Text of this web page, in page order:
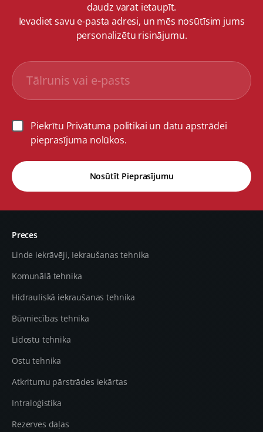
daudz varat ietaupīt.
Ievadiet savu e-pasta adresi, un mēs nosūtīsim jums
personalizētu risinājumu.
Piekrītu Privātuma politikai un datu apstrādei
pieprasījuma nolūkos.
Nosūtīt Pieprasījumu
Preces
Linde iekrāvēji, Iekraušanas tehnika
Komunālā tehnika
Hidrauliskā iekraušanas tehnika
Būvniecības tehnika
Lidostu tehnika
Ostu tehnika
Atkritumu pārstrādes iekārtas
Intraloģistika
Rezerves daļas